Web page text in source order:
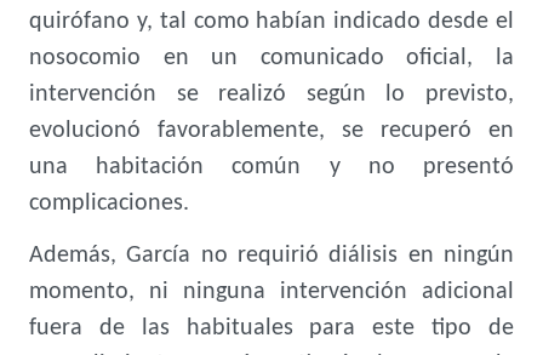
quirófano y, tal como habían indicado desde el
nosocomio en un comunicado oficial, la
intervención se realizó según lo previsto,
evolucionó favorablemente, se recuperó en
una habitación común y no presentó
complicaciones.
Además, García no requirió diálisis en ningún
momento, ni ninguna intervención adicional
fuera de las habituales para este tipo de